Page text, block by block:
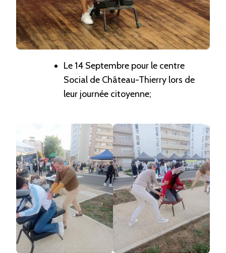
Le 14 Septembre pour le centre
Social de Château-Thierry lors de
leur journée citoyenne;